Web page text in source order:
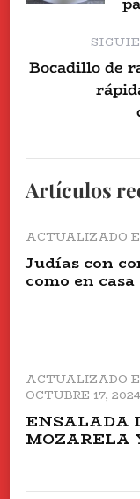
Bocadillo de
Artículos
ACTUALIZADO
Judías con
como en
ACTUALIZADO
OCTUBRE 17, 2024
ENSALADA
MOZARELA